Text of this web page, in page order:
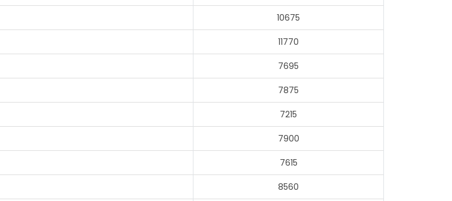
10675
11770
7695
7875
7215
7900
7615
8560